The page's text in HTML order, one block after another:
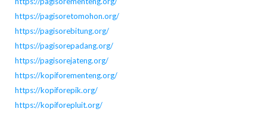
https://pagisoretomohon.org/
https://pagisorebitung.org/
https://pagisorepadang.org/
https://pagisorejateng.org/
https://kopiforementeng.org/
https://kopiforepik.org/
https://kopiforepluit.org/